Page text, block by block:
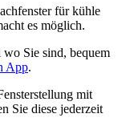
für kühle
es möglich.
Sie sind, bequem
App.
mit
Sie diese jederzeit